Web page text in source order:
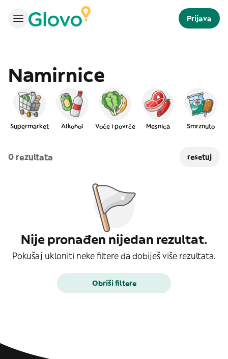
Prijava
Namirnice
Supermarket Alkohol Voće i povrće Mesnica Smrznuto
0 rezultata resetuj
Nije pronađen nijedan rezultat.
Pokušaj ukloniti neke filtere da dobiješ više rezultata.
Obriši filtere